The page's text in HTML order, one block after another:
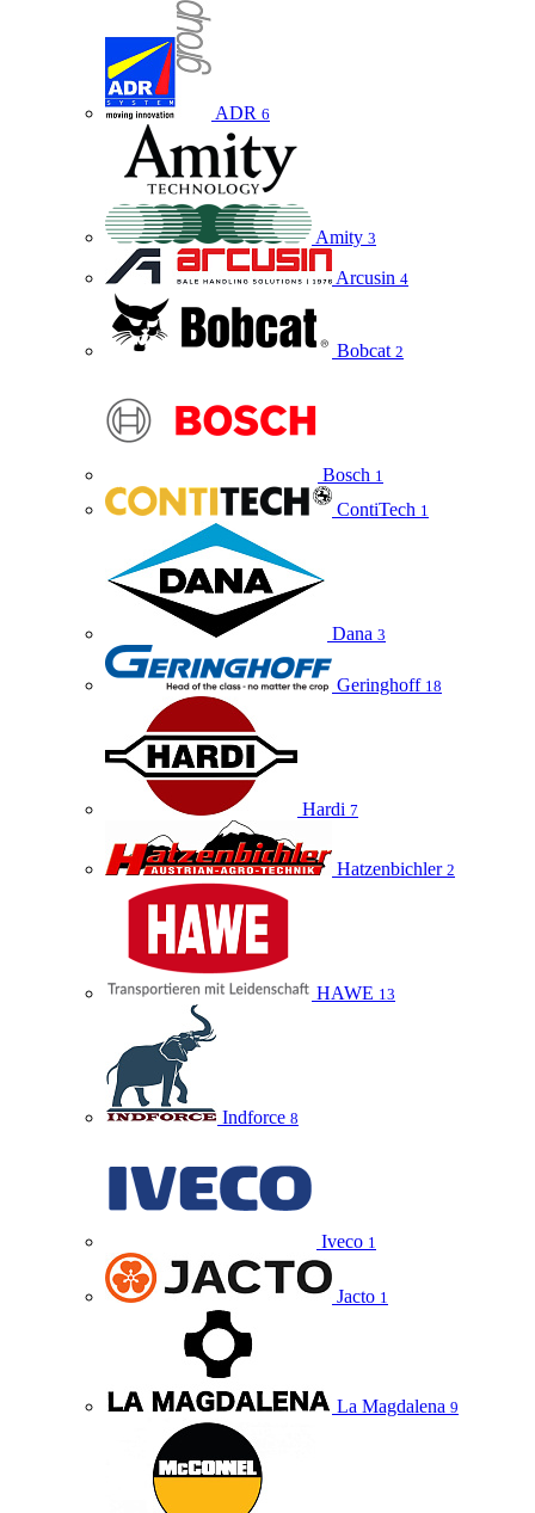
ADR 6
Amity 3
Arcusin 4
Bobcat 2
Bosch 1
ContiTech 1
Dana 3
Geringhoff 18
Hardi 7
Hatzenbichler 2
HAWE 13
Indforce 8
Iveco 1
Jacto 1
La Magdalena 9